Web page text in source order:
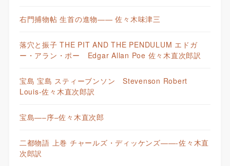
右門捕物帖 生首の進物—— 佐々木味津三
落穴と振子 THE PIT AND THE PENDULUM エドガ
ー・アラン・ポー Edgar Allan Poe 佐々木直次郎訳
宝島 宝島 スティーブンソン Stevenson Robert
Louis-佐々木直次郎訳
宝島—–序–佐々木直次郎
二都物語 上巻 チャールズ・ディッケンズ——-佐々木直
次郎訳